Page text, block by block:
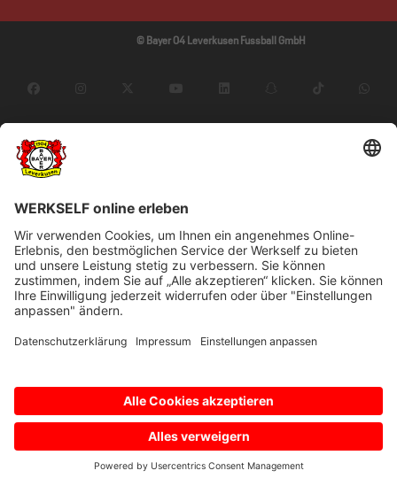
© Bayer 04 Leverkusen Fussball GmbH